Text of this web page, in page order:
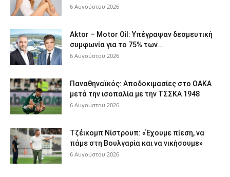
6 Αυγούστου 2026
Aktor – Motor Oil: Υπέγραψαν δεσμευτική
συμφωνία για το 75% των...
6 Αυγούστου 2026
Παναθηναϊκός: Αποδοκιμασίες στο ΟΑΚΑ
μετά την ισοπαλία με την ΤΣΣΚΑ 1948
6 Αυγούστου 2026
Τζέικομπ Νίστρουπ: «Έχουμε πίεση, να
πάμε στη Βουλγαρία και να νικήσουμε»
6 Αυγούστου 2026